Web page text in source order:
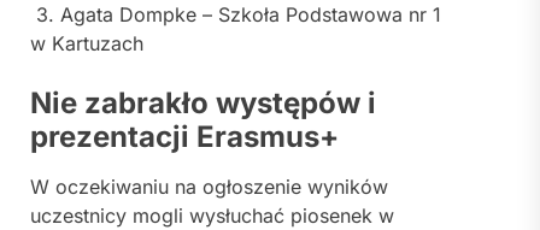
3. Agata Dompke – Szkoła Podstawowa nr 1
w Kartuzach
Nie zabrakło występów i
prezentacji Erasmus+
W oczekiwaniu na ogłoszenie wyników
uczestnicy mogli wysłuchać piosenek w